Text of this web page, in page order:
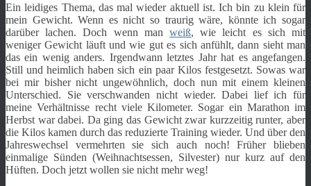
Ein leidiges Thema, das mal wieder aktuell ist. Ich bin zu klein für
mein Gewicht. Wenn es nicht so traurig wäre, könnte ich sogar
darüber lachen. Doch wenn man weiß, wie leicht es sich mit
weniger Gewicht läuft und wie gut es sich anfühlt, dann sieht man
das ein wenig anders. Irgendwann letztes Jahr hat es angefangen.
Still und heimlich haben sich ein paar Kilos festgesetzt. Sowas war
bei mir bisher nicht ungewöhnlich, doch nun mit einem kleinen
Unterschied. Sie verschwanden nicht wieder. Dabei lief ich für
meine Verhältnisse recht viele Kilometer. Sogar ein Marathon im
Herbst war dabei. Da ging das Gewicht zwar kurzzeitig runter, aber
die Kilos kamen durch das reduzierte Training wieder. Und über den
Jahreswechsel vermehrten sie sich auch noch! Früher blieben
einmalige Sünden (Weihnachtsessen, Silvester) nur kurz auf den
Hüften. Doch jetzt wollen sie nicht mehr weg!